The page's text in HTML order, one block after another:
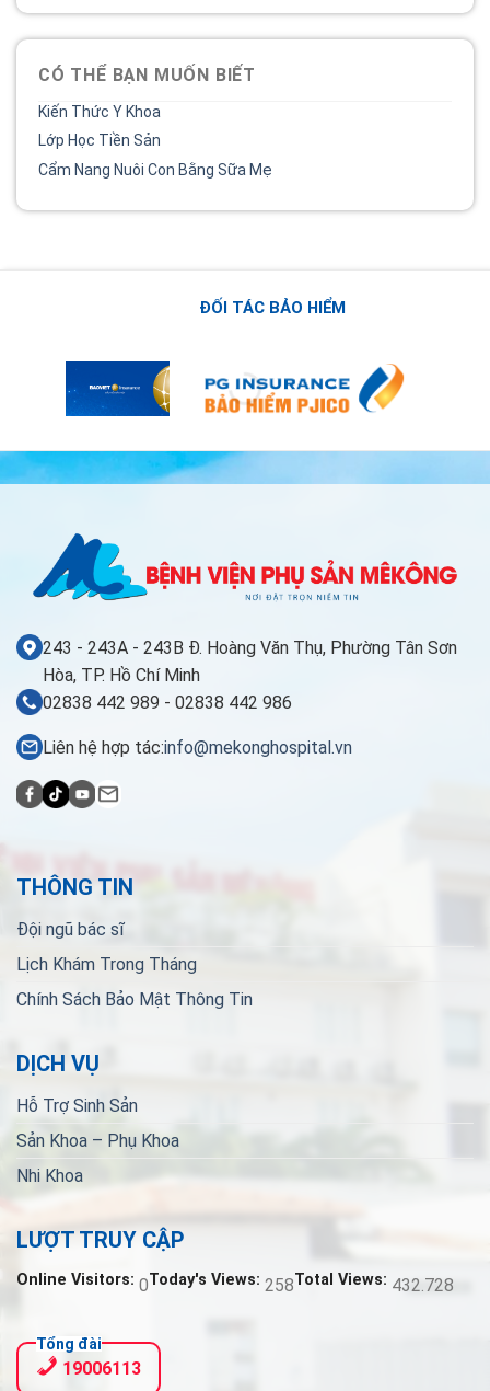
CÓ THỂ BẠN MUỐN BIẾT
Kiến Thức Y Khoa
Lớp Học Tiền Sản
Cẩm Nang Nuôi Con Bằng Sữa Mẹ
ĐỐI TÁC BẢO HIỂM
243 - 243A - 243B Đ. Hoàng Văn Thụ, Phường Tân Sơn
Hòa, TP. Hồ Chí Minh
02838 442 989 - 02838 442 986
Liên hệ hợp tác:info@mekonghospital.vn
THÔNG TIN
Đội ngũ bác sĩ
Lịch Khám Trong Tháng
Chính Sách Bảo Mật Thông Tin
DỊCH VỤ
Hỗ Trợ Sinh Sản
Sản Khoa – Phụ Khoa
Nhi Khoa
LƯỢT TRUY CẬP
Online Visitors: 0Today's Views: 258Total Views: 432.728
Tổng đài
19006113